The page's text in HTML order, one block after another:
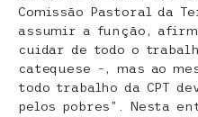
Comissão Pastoral da
assumir a função,
cuidar de todo o
catequese -, mas ao
todo trabalho da CPT
pelos pobres”. Nesta